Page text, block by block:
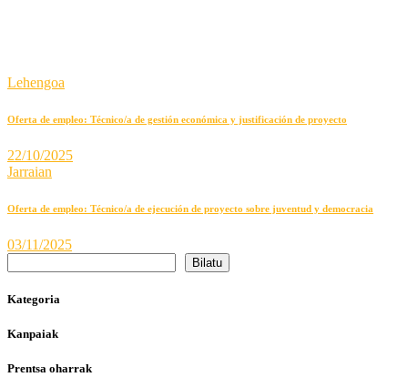
Lehengoa
Oferta de empleo: Técnico/a de gestión económica y justificación de proyecto
22/10/2025
Jarraian
Oferta de empleo: Técnico/a de ejecución de proyecto sobre juventud y democracia
03/11/2025
Bilatu
Kategoria
Kanpaiak
Prentsa oharrak